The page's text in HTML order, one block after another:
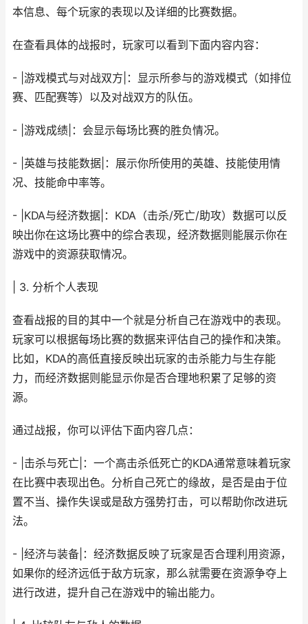
本信息、每个玩家的表现以及详细的比赛数据。
在查看具体的战报时，玩家可以看到下面内容内容：
- |游戏模式与对战双方|：显示所参与的游戏模式（如排位
赛、匹配赛等）以及对战双方的队伍。
- |游戏成绩|：会显示每场比赛的胜负情况。
- |英雄与技能数据|：展示你所使用的英雄、技能使用情
况、技能命中率等。
- |KDA与经济数据|：KDA（击杀/死亡/助攻）数据可以反
映出你在这场比赛中的综合表现，经济数据则能展示你在
游戏中的资源获取情况。
| 3. 分析个人表现
查看战报的目的其中一个就是分析自己在游戏中的表现。
玩家可以根据每场比赛的数据来评估自己的操作和决策。
比如，KDA的高低直接反映出玩家的击杀能力与生存能
力，而经济数据则能显示你是否合理地积累了足够的资
源。
通过战报，你可以评估下面内容几点：
- |击杀与死亡|：一个高击杀低死亡的KDA通常意味着玩家
在比赛中表现出色。分析自己死亡的缘故，是否是由于位
置不当、操作失误或是敌方强势打击，可以帮助你改进玩
法。
- |经济与装备|：经济数据反映了玩家是否合理利用资源，
如果你的经济远低于敌方玩家，那么就需要在资源争夺上
进行改进，提升自己在游戏中的输出能力。